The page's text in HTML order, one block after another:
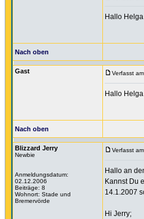
Hallo
Nach oben
Gast Verfasst
Hallo
Nach oben
Blizzard Jerry
Newbie
Anmeldungsdatum:
02.12.2006
Beiträge: 8
Wohnort: Stade und
Bremervörde
Verfasst
Hallo an
Kannst Du
14.1.2007
Hi Jerry;